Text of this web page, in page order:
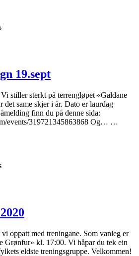
19.sept
stiller sterkt på terrengløpet «Galdane
same skjer i år. Dato er laurdag
finn du på denne sida:
events/319721345863868 Og… …
oppatt med treningane. Som vanleg er
Grønfur» kl. 17:00. Vi håpar du tek ein
eldste treningsgruppe. Velkommen!